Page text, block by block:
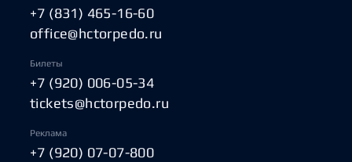
+7 (831) 465-16-60
office@hctorpedo.ru
Билеты
+7 (920) 006-05-34
tickets@hctorpedo.ru
Реклама
+7 (920) 07-07-800